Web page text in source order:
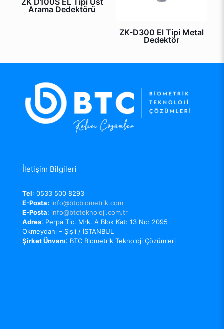
Arama Dedektörü
ZK-D300 El Tipi Metal
Dedektör
İletişim Bilgileri
Tel: 0533 500 8293
E-Posta: info@btcbiometrik.com
E-Posta: info@btcteknoloji.com.tr
Adres: Perpa Tic. Mrk. A Blok Kat: 13 No: 2095
Okmeydanı – Şişli / İSTANBUL
Şirket Ünvanı: BTC Biometrik Teknoloji Çözümleri